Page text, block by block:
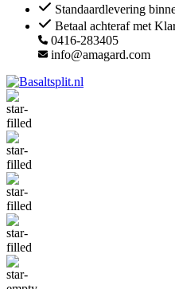
Standaardlevering
Betaal achteraf met
0416-283405
info@amagard.com